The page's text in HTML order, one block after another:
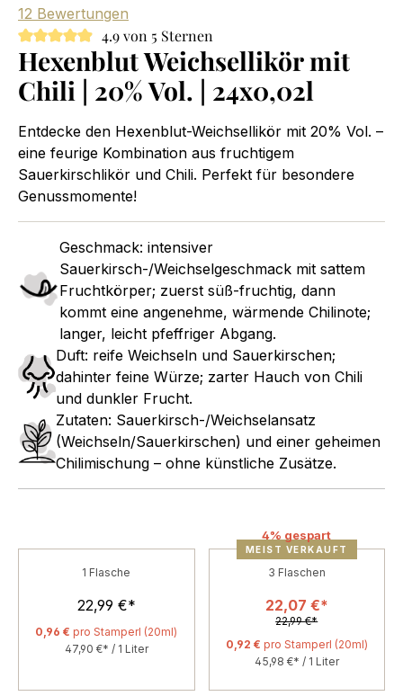
4.9 von 5 Sternen
12 Bewertungen
Hexenblut Weichsellikör mit
Chili | 20% Vol. | 24x0,02l
Entdecke den Hexenblut-Weichsellikör mit 20% Vol. –
eine feurige Kombination aus fruchtigem
Sauerkirschlikör und Chili. Perfekt für besondere
Genussmomente!
Geschmack: intensiver
Sauerkirsch-/Weichselgeschmack mit sattem
Fruchtkörper; zuerst süß-fruchtig, dann
kommt eine angenehme, wärmende Chilinote;
langer, leicht pfeffriger Abgang.
Duft: reife Weichseln und Sauerkirschen;
dahinter feine Würze; zarter Hauch von Chili
und dunkler Frucht.
Zutaten: Sauerkirsch-/Weichselansatz
(Weichseln/Sauerkirschen) und einer geheimen
Chilimischung – ohne künstliche Zusätze.
1 Flasche
22,99 €*
0,96 € pro Stamperl (20ml)
47,90 €* / 1 Liter
MEIST VERKAUFT
3 Flaschen
22,07 €*
22,99 €*
4% gespart
0,92 € pro Stamperl (20ml)
45,98 €* / 1 Liter